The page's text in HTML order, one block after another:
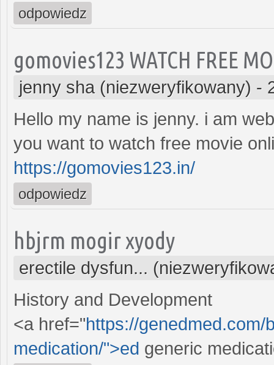
odpowiedz
gomovies123 WATCH FREE
jenny sha (niezweryfikowany) -
Hello my name is jenny. i am
you want to watch free movie
https://gomovies123.in/
odpowiedz
hbjrm mogir xyody
erectile dysfun...
History and Development
<a href="https://
medication/">ed generic